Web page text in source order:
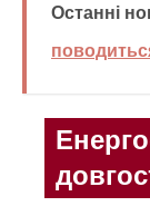
Останні